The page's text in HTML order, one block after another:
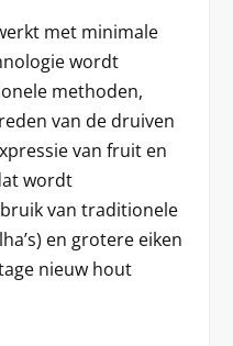
met minimale
wordt
methoden,
van de druiven
van fruit en
wordt
van traditionele
en grotere eiken
nieuw hout